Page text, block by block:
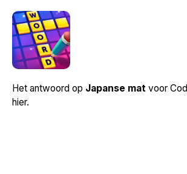
Het antwoord op Japanse mat voor
hier.